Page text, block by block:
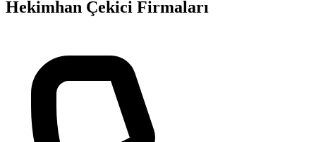
Hekimhan Çekici Firmaları